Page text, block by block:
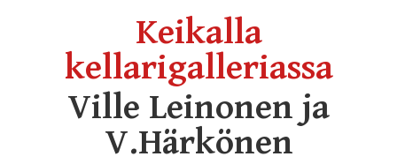
Keikalla
kellarigalleriassa
Ville Leinonen ja
V.Härkönen